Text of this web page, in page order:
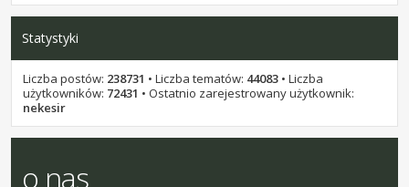
Areecki, życzę Ci wszystkiego najlepszego.
stukot•31 maja 2026, 13:45
leon1956, życzę Ci wszystkiego najlepszego.
stukot• 31 maja 2026, 13:44
leon1956, życzę Ci wszystkiego najlepszego.
Statystyki
Liczba postów: 238731 • Liczba tematów: 44083 • Liczba
użytkowników: 72431 • Ostatnio zarejestrowany użytkownik:
nekesir
o nas